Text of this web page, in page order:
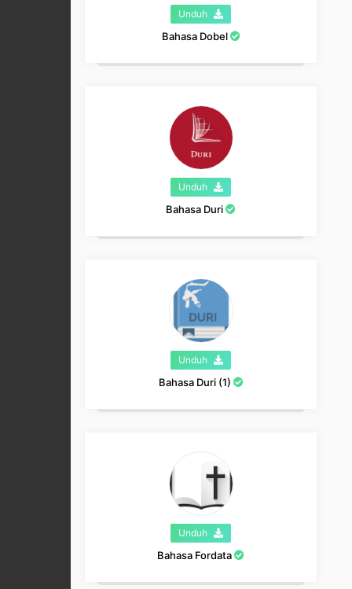
Unduh
Bahasa Dobel
Unduh
Bahasa Duri
Unduh
Bahasa Duri (1)
Unduh
Bahasa Fordata